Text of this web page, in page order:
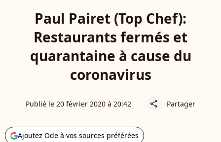
Paul Pairet (Top Chef):
Restaurants fermés et
quarantaine à cause du
coronavirus
Publié le 20 février 2020 à 20:42 share Partager
Ajoutez Ode à vos sources préférées